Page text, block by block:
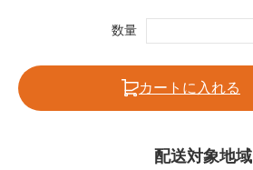
数量
カートに入れる
配送対象地域